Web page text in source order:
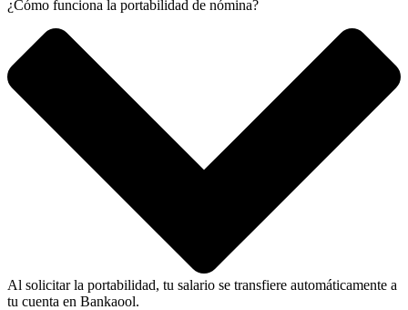
¿Cómo funciona la portabilidad de nómina?
Al solicitar la portabilidad, tu salario se transfiere automáticamente a
tu cuenta en Bankaool.